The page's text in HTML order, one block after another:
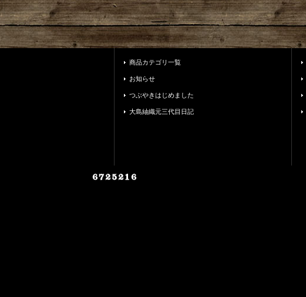
商品カテゴリ一覧
お知らせ
つぶやきはじめました
大島紬織元三代目日記